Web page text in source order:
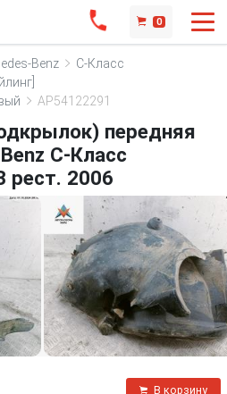
0
Benz
C-Класс
AP54122291
передняя
C-Класс
рест. 2006
В корзину